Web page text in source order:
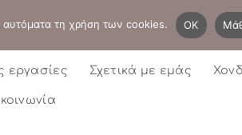
Η λίστα
εργασίες Σχετικά με εμάς
αυτόματα τη χρήση των cookies. OK